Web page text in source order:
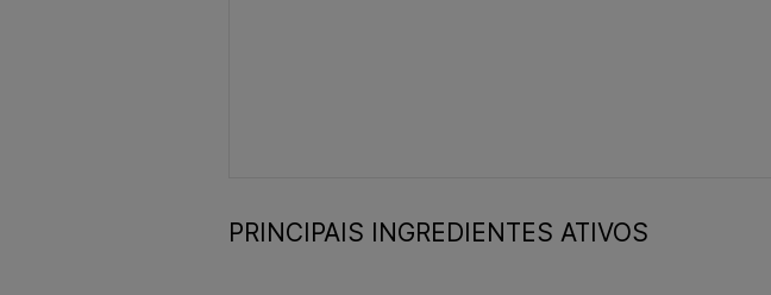
PRINCIPAIS INGREDIENTES ATIVOS